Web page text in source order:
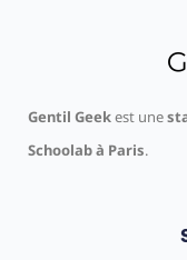
Gentil Geekest une
Schoolab à Paris.